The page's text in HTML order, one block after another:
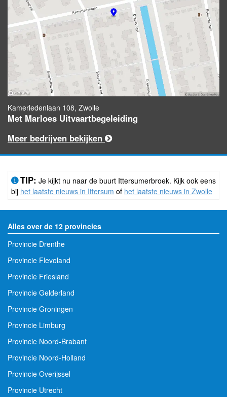
Kamerledenlaan 108, Zwolle
Met Marloes Uitvaartbegeleiding
Meer bedrijven bekijken
TIP: Je kijkt nu naar de buurt Ittersumerbroek. Kijk ook eens
bij het laatste nieuws in Ittersum of het laatste nieuws in Zwolle
Alles over de 12 provincies
Provincie Drenthe
Provincie Flevoland
Provincie Friesland
Provincie Gelderland
Provincie Groningen
Provincie Limburg
Provincie Noord-Brabant
Provincie Noord-Holland
Provincie Overijssel
Provincie Utrecht